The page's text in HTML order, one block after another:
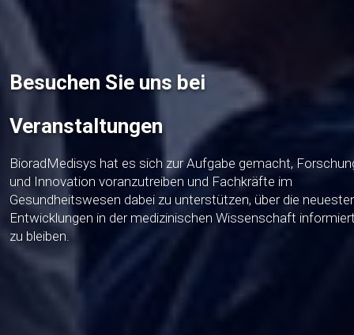
Besuchen Sie uns bei
Veranstaltungen
BioradMedisys hat es sich zur Aufgabe gemacht,
und Innovation voranzutreiben und Fachkräfte im
Gesundheitswesen dabei zu unterstützen, über die
Entwicklungen in der medizinischen Wissenschaft
zu bleiben.